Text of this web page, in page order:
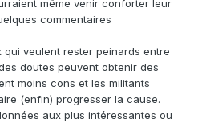
même venir conforter leur
commentaires
qui veulent rester peinards entre
doutes peuvent obtenir des
moins cons et les militants
(enfin) progresser la cause.
aux plus intéressantes ou